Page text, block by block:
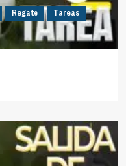
Regate
Tareas